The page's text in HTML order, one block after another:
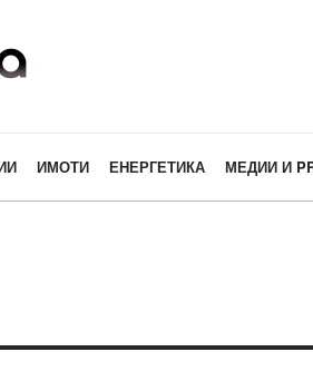
ИМОТИ ЕНЕРГЕТИКА МЕДИИ И